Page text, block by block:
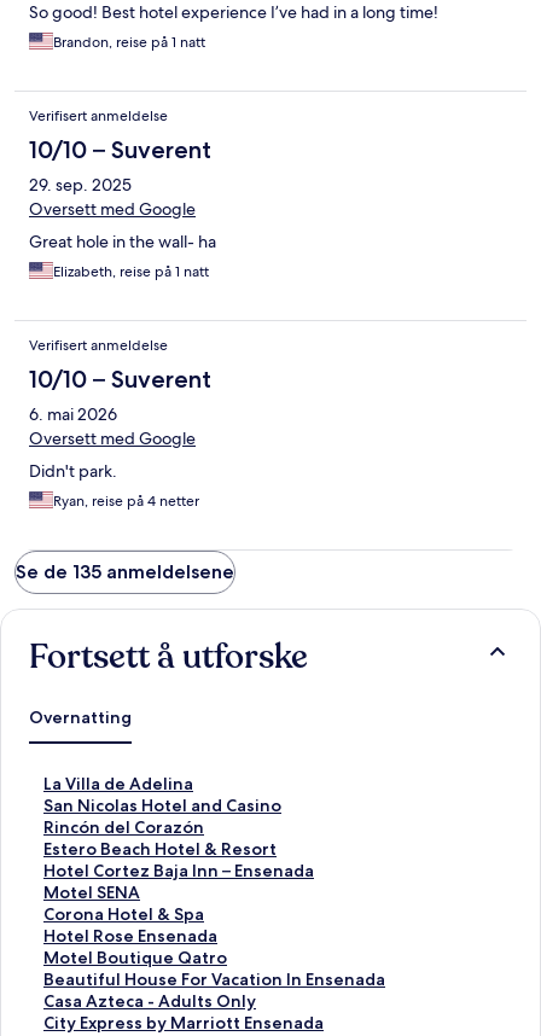
So good! Best hotel experience I’ve had in a long time!
Brandon, reise på 1 natt
Verifisert anmeldelse
10/10 – Suverent
29. sep. 2025
Oversett med Google
Great hole in the wall- ha
Elizabeth, reise på 1 natt
Verifisert anmeldelse
10/10 – Suverent
6. mai 2026
Oversett med Google
Didn't park.
Ryan, reise på 4 netter
Se de 135 anmeldelsene
Fortsett å utforske
Overnatting
La Villa de Adelina
L
i
n
k
s
o
m
å
p
n
e
r
San Nicolas Hotel and Casino
L
i
n
k
s
o
m
å
p
n
e
Rincón del Corazón
L
i
n
k
s
o
m
å
p
n
Estero Beach Hotel & Resort
L
i
n
k
s
o
m
å
p
Hotel Cortez Baja Inn – Ensenada
L
i
n
k
s
o
m
å
Motel SENA
L
i
n
k
s
o
m
Corona Hotel & Spa
L
i
n
k
s
o
Hotel Rose Ensenada
L
i
n
k
s
Motel Boutique Qatro
L
i
n
k
Beautiful House For Vacation In Ensenada
L
i
n
Casa Azteca - Adults Only
L
iCity Express by Marriott Ensenada
L